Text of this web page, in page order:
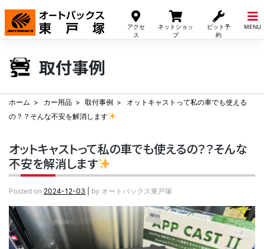
アクセ
ス
ネットショッ
プ
ピット予
約
MENU
Skip
content
取付事例
ホーム カー用品 取付事例
オットキャストって私の車でも使える
の？？そんな不安を解消します
オットキャストって私の車でも使えるの？？そんな
不安を解消します
Posted on 2024-12-03 by オートバックス東戸塚